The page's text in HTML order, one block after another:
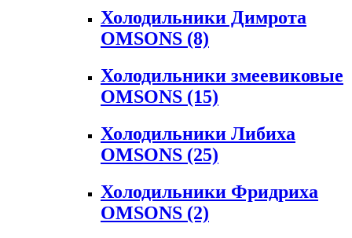
Холодильники Димрота
OMSONS (8)
Холодильники змеевиковые
OMSONS (15)
Холодильники Либиха
OMSONS (25)
Холодильники Фридриха
OMSONS (2)